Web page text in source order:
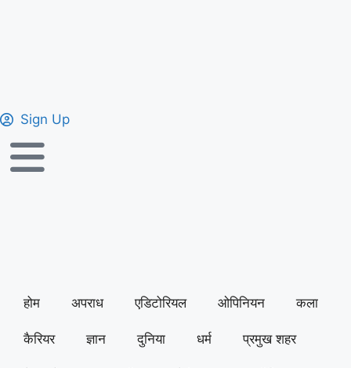
Sign Up
होम अपराध एडिटोरियल ओपिनियन कला
कैरियर ज्ञान दुनिया धर्म प्रमुख शहर